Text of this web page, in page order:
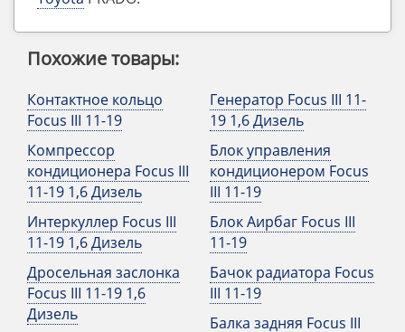
Похожие товары:
Контактное кольцо
Focus III 11-19
Компрессор
кондиционера Focus III
11-19 1,6 Дизель
Интеркуллер Focus III
11-19 1,6 Дизель
Дросельная заслонка
Focus III 11-19 1,6
Дизель
Генератор Focus III 11-
19 1,6 Дизель
Блок управления
кондиционером Focus
III 11-19
Блок Аирбаг Focus III
11-19
Бачок радиатора Focus
III 11-19
Балка задняя Focus III